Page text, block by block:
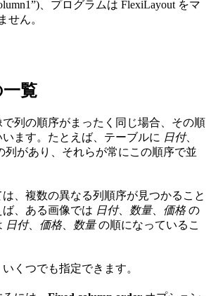
、プログラムは FlexiLayout をマ
せん。
一覧
列の順序がまったく同じ場合、その順
ます。たとえば、テーブルに 日付、
列があり、それらが常にこの順序で並
、複数の異なる列順序が見つかること
、ある画像では 日付、 数量、 価格の
日付、 価格、 数量の順になっているこ
くつでも指定できます。